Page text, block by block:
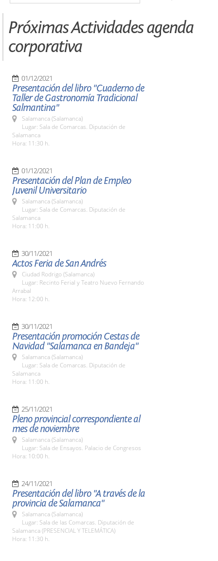
Próximas Actividades agenda
corporativa
01/12/2021
Presentación del libro "Cuaderno de
Taller de Gastronomía Tradicional
Salmantina"
Salamanca (Salamanca)
Lugar: Sala de Comarcas. Diputación de
Salamanca
Hora: 11:30 h.
01/12/2021
Presentación del Plan de Empleo
Juvenil Universitario
Salamanca (Salamanca)
Lugar: Sala de Comarcas. Diputación de
Salamanca
Hora: 11:00 h.
30/11/2021
Actos Feria de San Andrés
Ciudad Rodrigo (Salamanca)
Lugar: Recinto Ferial y Teatro Nuevo Fernando
Arrabal
Hora: 12:00 h.
30/11/2021
Presentación promoción Cestas de
Navidad "Salamanca en Bandeja"
Salamanca (Salamanca)
Lugar: Sala de Comarcas. Diputación de
Salamanca
Hora: 11:00 h.
25/11/2021
Pleno provincial correspondiente al
mes de noviembre
Salamanca (Salamanca)
Lugar: Sala de Ensayos. Palacio de Congresos
Hora: 10:00 h.
24/11/2021
Presentación del libro "A través de la
provincia de Salamanca"
Salamanca (Salamanca)
Lugar: Sala de las Comarcas. Diputación de
Salamanca (PRESENCIAL Y TELEMÁTICA)
Hora: 11:30 h.